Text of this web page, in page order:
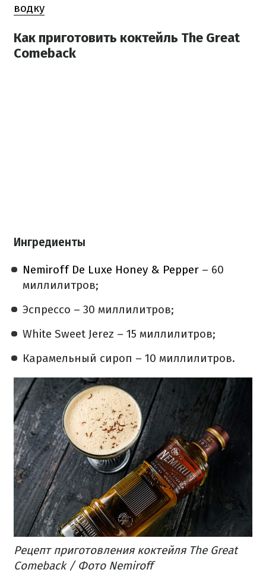
водку
Как приготовить коктейль The Great
Comeback
Ингредиенты
Nemiroff De Luxe Honey & Pepper – 60
миллилитров;
Эспрессо – 30 миллилитров;
White Sweet Jerez – 15 миллилитров;
Карамельный сироп – 10 миллилитров.
Рецепт приготовления коктейля The Great
Comeback / Фото Nemiroff